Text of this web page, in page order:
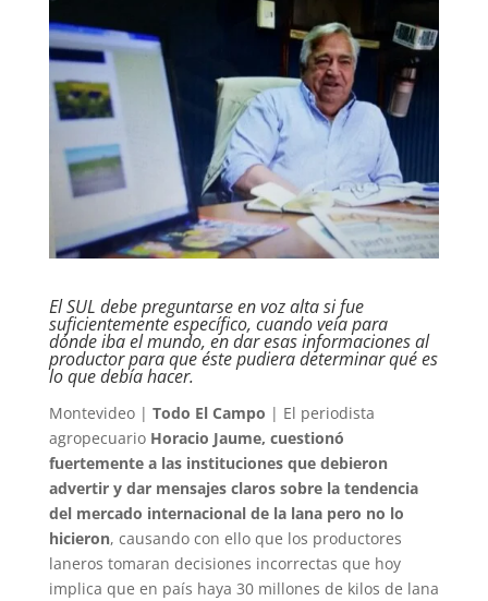
El SUL debe preguntarse en voz alta si fue
suficientemente específico, cuando veía para
dónde iba el mundo, en dar esas informaciones al
productor para que éste pudiera determinar qué es
lo que debía hacer.
Montevideo | Todo El Campo | El periodista
agropecuario Horacio Jaume, cuestionó
fuertemente a las instituciones que debieron
advertir y dar mensajes claros sobre la tendencia
del mercado internacional de la lana pero no lo
hicieron, causando con ello que los productores
laneros tomaran decisiones incorrectas que hoy
implica que en país haya 30 millones de kilos de lana